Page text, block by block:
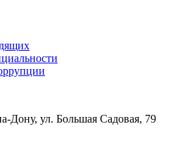
Дону, ул. Большая Садовая, 79